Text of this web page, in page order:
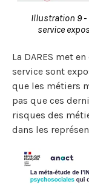
Illustration 9 -
service
La DARES met
service sont
que les métiers
pas que ces
risques des
dans les